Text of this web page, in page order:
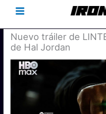
Nuevo tráiler de
de Hal Jordan